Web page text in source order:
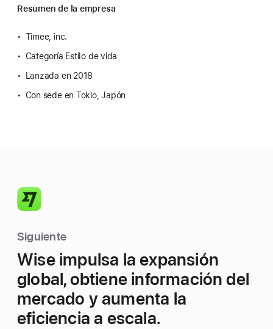
Resumen de la empresa
Timee, inc.
Categoría Estilo de vida
Lanzada en 2018
Con sede en Tokio, Japón
Siguiente
Wise impulsa la expansión
global, obtiene información del
mercado y aumenta la
eficiencia a escala.